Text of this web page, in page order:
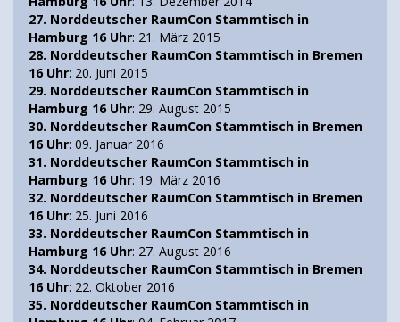
27. Norddeutscher RaumCon Stammtisch in
Hamburg 16 Uhr: 21. März 2015
28. Norddeutscher RaumCon Stammtisch in Bremen
16 Uhr: 20. Juni 2015
29. Norddeutscher RaumCon Stammtisch in
Hamburg 16 Uhr: 29. August 2015
30. Norddeutscher RaumCon Stammtisch in Bremen
16 Uhr: 09. Januar 2016
31. Norddeutscher RaumCon Stammtisch in
Hamburg 16 Uhr: 19. März 2016
32. Norddeutscher RaumCon Stammtisch in Bremen
16 Uhr: 25. Juni 2016
33. Norddeutscher RaumCon Stammtisch in
Hamburg 16 Uhr: 27. August 2016
34. Norddeutscher RaumCon Stammtisch in Bremen
16 Uhr: 22. Oktober 2016
35. Norddeutscher RaumCon Stammtisch in